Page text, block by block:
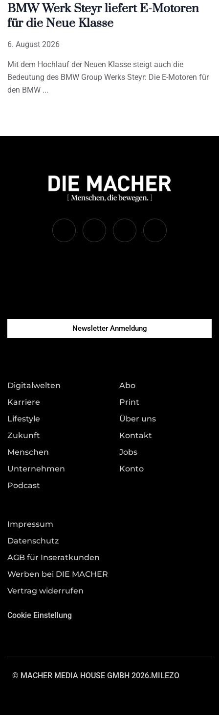
BMW Werk Steyr liefert E-Motoren
für die Neue Klasse
6. August 2026
Mit dem Hochlauf der Neuen Klasse steigt auch die
Bedeutung des BMW Group Werks Steyr: Die E-Motoren für
den BMW
Newsletter Anmeldung
Digitalwelten
Karriere
Lifestyle
Zukunft
Menschen
Unternehmen
Podcast
Abo
Print
Über uns
Kontakt
Jobs
Konto
Impressum
Datenschutz
AGB für Inseratkunden
Werben bei DIE MACHER
Vertrag widerrufen
Cookie Einstellung
© MACHER MEDIA HOUSE GMBH 2026.MILEZO